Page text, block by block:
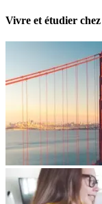
Vivre et étudier